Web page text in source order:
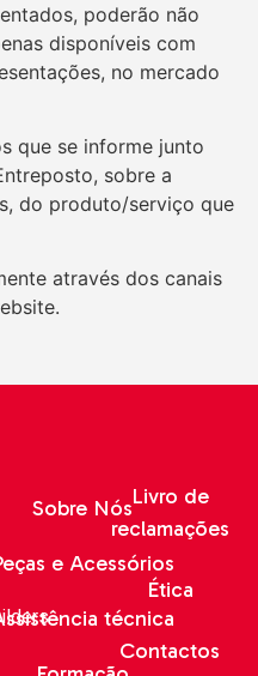
poderão não
disponíveis com
no mercado
que se informe junto
sobre a
do produto/serviço que
através dos canais
Sobre Nós
e Acessórios
técnica
Livro de
reclamações
Ética
Contactos